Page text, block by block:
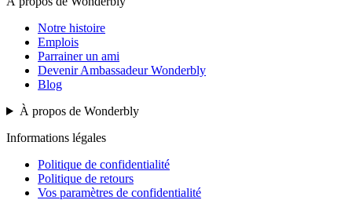
Notre histoire
Emplois
Parrainer un ami
Devenir Ambassadeur Wonderbly
Blog
À propos de Wonderbly
Informations légales
Politique de confidentialité
Politique de retours
Vos paramètres de confidentialité